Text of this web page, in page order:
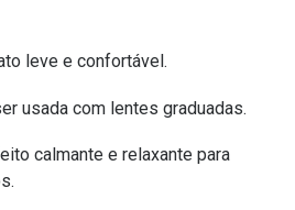
leve e confortável.
usada com lentes graduadas.
calmante e relaxante para